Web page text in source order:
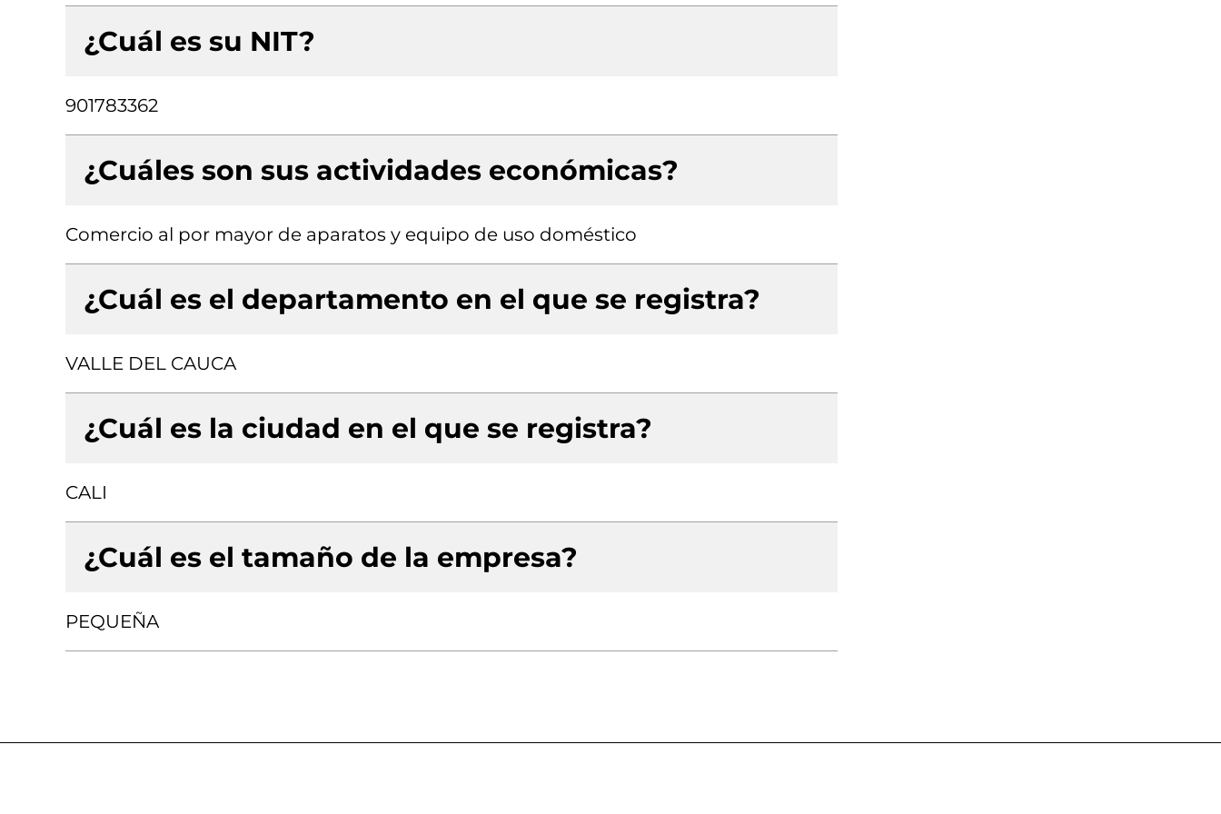
¿Cuál es su NIT?
901783362
¿Cuáles son sus actividades económicas?
Comercio al por mayor de aparatos y equipo de uso doméstico
¿Cuál es el departamento en el que se registra?
VALLE DEL CAUCA
¿Cuál es la ciudad en el que se registra?
CALI
¿Cuál es el tamaño de la empresa?
PEQUEÑA